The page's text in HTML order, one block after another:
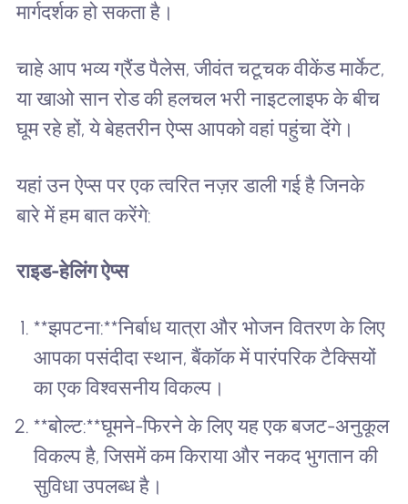
मार्गदर्शक हो सकता है।
चाहे आप भव्य ग्रैंड पैलेस, जीवंत चटूचक वीकेंड मार्केट,
या खाओ सान रोड की हलचल भरी नाइटलाइफ के बीच
घूम रहे हों, ये बेहतरीन ऐप्स आपको वहां पहुंचा देंगे।
यहां उन ऐप्स पर एक त्वरित नज़र डाली गई है जिनके
बारे में हम बात करेंगे:
राइड-हेलिंग ऐप्स
**झपटना:**निर्बाध यात्रा और भोजन वितरण के लिए
आपका पसंदीदा स्थान, बैंकॉक में पारंपरिक टैक्सियों
का एक विश्वसनीय विकल्प।
**बोल्ट:**घूमने-फिरने के लिए यह एक बजट-अनुकूल
विकल्प है, जिसमें कम किराया और नकद भुगतान की
सुविधा उपलब्ध है।